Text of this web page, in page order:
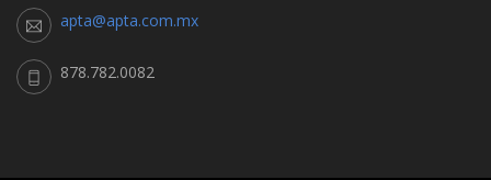
apta@apta.com.mx
878.782.0082